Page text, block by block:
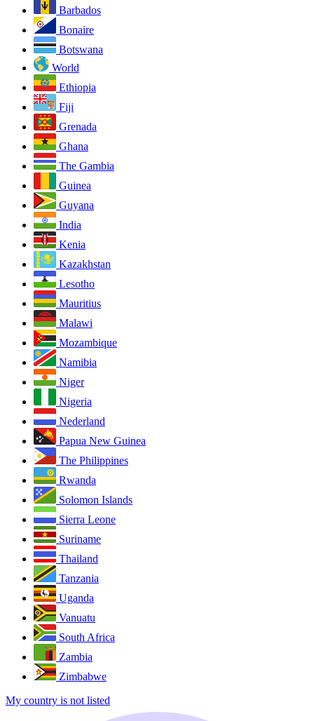
Barbados
Bonaire
Botswana
World
Ethiopia
Fiji
Grenada
Ghana
The Gambia
Guinea
Guyana
India
Kenia
Kazakhstan
Lesotho
Mauritius
Malawi
Mozambique
Namibia
Niger
Nigeria
Nederland
Papua New Guinea
The Philippines
Rwanda
Solomon Islands
Sierra Leone
Suriname
Thailand
Tanzania
Uganda
Vanuatu
South Africa
Zambia
Zimbabwe
My country is not listed